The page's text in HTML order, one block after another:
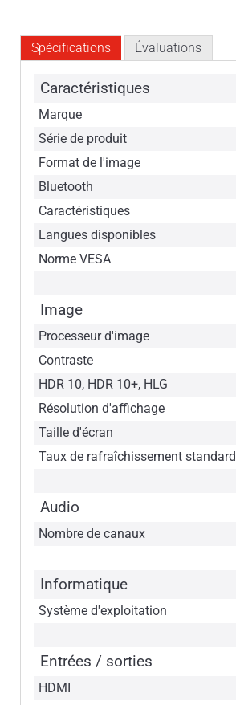
Spécifications Évaluations
Caractéristiques
Marque
Série de produit
Format de l'image
Bluetooth
Caractéristiques
Langues disponibles
Norme VESA
Image
Processeur d'image
Contraste
HDR 10, HDR 10+, HLG
Résolution d'affichage
Taille d'écran
Taux de rafraîchissement standard
Audio
Nombre de canaux
Informatique
Système d'exploitation
Entrées / sorties
HDMI